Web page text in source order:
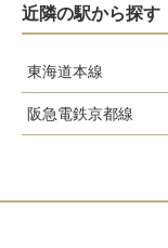
近隣の駅から探す
東海道本線
山崎駅
阪急電鉄京都線